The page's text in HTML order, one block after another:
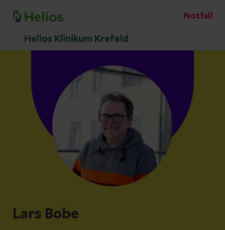
Notfall
Helios Klinikum Krefeld
Lars Bobe